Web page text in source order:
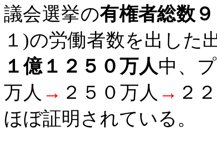
議会選挙の有権者総数
１ )の労働者数を出した
１億１２５０万人中、
万人 → ２５０万人 → ２
ほぼ証明されている。